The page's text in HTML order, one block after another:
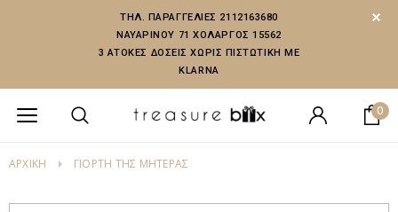
ΤΗΛ. ΠΑΡΑΓΓΕΛΙΕΣ 2112163680
ΝΑΥΑΡΙΝΟΥ 71 ΧΟΛΑΡΓΟΣ 15562
3 ΑΤΟΚΕΣ ΔΟΣΕΙΣ ΧΩΡΙΣ ΠΙΣΤΩΤΙΚΗ ΜΕ
KLARNA
0
ΑΡΧΙΚΗ ΓΙΟΡΤΗ ΤΗΣ ΜΗΤΕΡΑΣ